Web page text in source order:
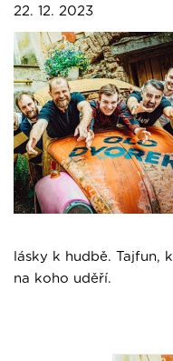
22. 12. 2023
lásky k hudbě. Tajfun,
na koho uděří.